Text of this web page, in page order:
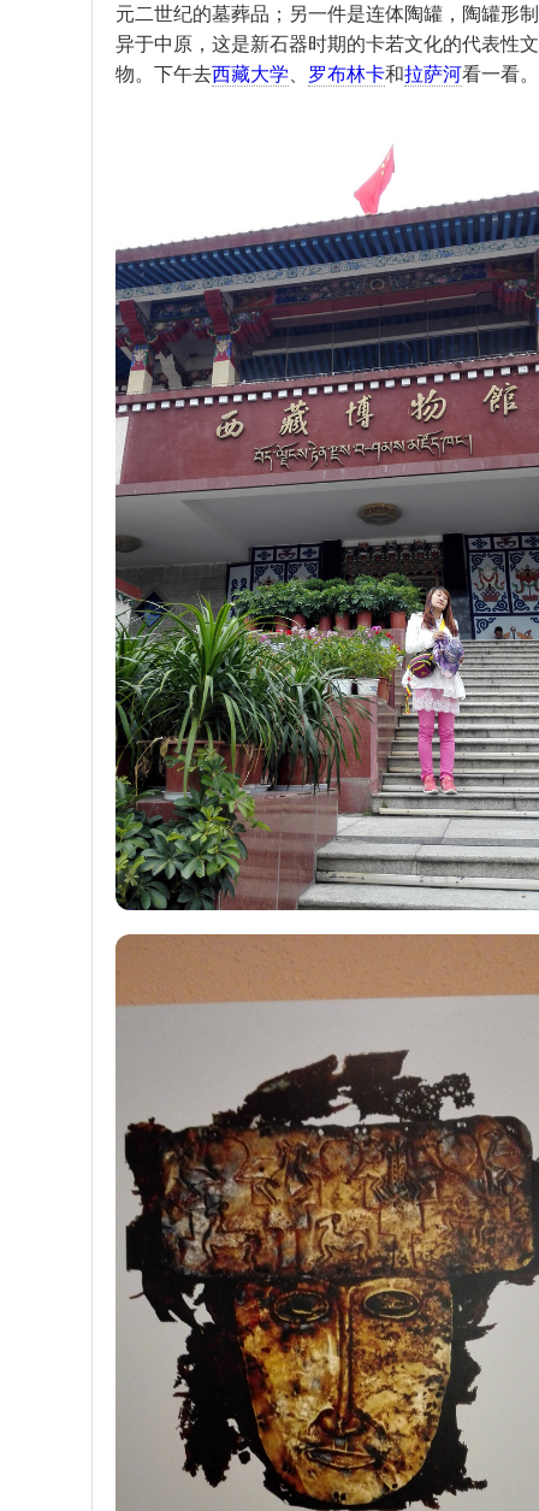
元二世纪的墓葬品；另一件是连体陶罐，陶罐形
异于中原，这是新石器时期的卡若文化的代表性文
物。下午去西藏大学、 罗布林卡和拉萨河看一看。